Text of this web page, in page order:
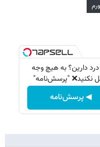
درد دارین؟ به هیچ وجه
نکنید❌ "پرسش‌نامه"
◀ پرسش‌نامه